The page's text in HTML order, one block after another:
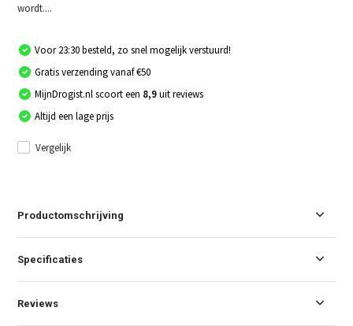
wordt....
Voor 23:30 besteld, zo snel mogelijk verstuurd!
Gratis verzending vanaf €50
MijnDrogist.nl scoort een 8,9uit reviews
Altijd een lage prijs
Vergelijk
Productomschrijving
Specificaties
Reviews